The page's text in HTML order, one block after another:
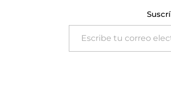
Escribe tu correo electrónico…